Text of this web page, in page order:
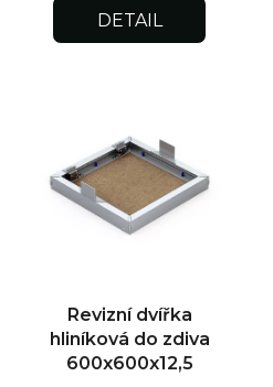
DETAIL
Revizní dvířka
hliníková do zdiva
600x600x12,5